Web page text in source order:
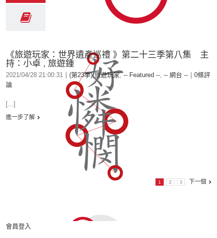
《旅遊玩家：世界遺產巡禮 》第二十三季第八集 主
持：小卓 , 旅遊鍾
2021/04/28 21:00:31 (第23季) 旅遊玩家,-- Featured --, -- 網台 --
0條評
論
[...]
進一步了解
1 2 3 下一個
會員登入